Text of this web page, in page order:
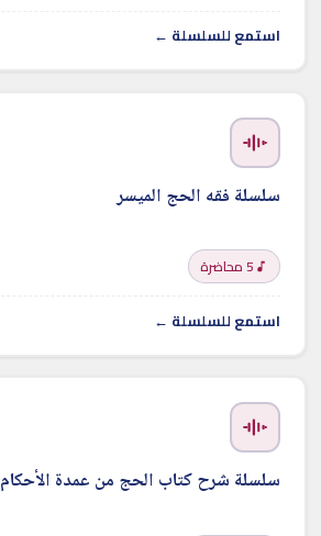
استمع للسلسلة ←
سلسلة فقه الحج الميسر
5 محاضرة
استمع للسلسلة ←
سلسلة شرح كتاب الحج من عمدة الأحكام